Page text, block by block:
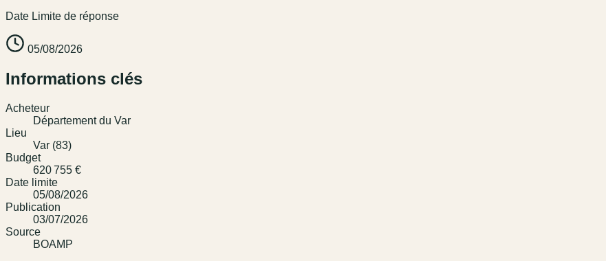
Date Limite de réponse
05/08/2026
Informations clés
Acheteur
Département du Var
Lieu
Var (83)
Budget
620 755 €
Date limite
05/08/2026
Publication
03/07/2026
Source
BOAMP